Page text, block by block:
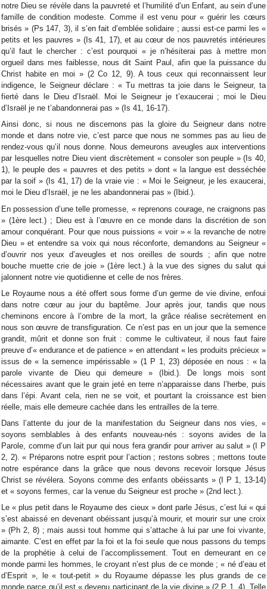
notre Dieu se révèle dans la pauvreté et l’humilité d’un Enfant, au sein d’une
famille de condition modeste. Comme il est venu pour « guérir les cœurs
brisés » (Ps 147, 3), il s’en fait d’emblée solidaire ; aussi est-ce parmi les «
petits et les pauvres » (Is 41, 17), et au cœur de nos pauvretés intérieures
qu’il faut le chercher : c’est pourquoi « je n’hésiterai pas à mettre mon
orgueil dans mes faiblesse, nous dit Saint Paul, afin que la puissance du
Christ habite en moi » (2 Co 12, 9). A tous ceux qui reconnaissent leur
indigence, le Seigneur déclare : « Tu mettras ta joie dans le Seigneur, ta
fierté dans le Dieu d’Israël. Moi le Seigneur je t’exaucerai ; moi le Dieu
d’Israël je ne t’abandonnerai pas » (Is 41, 16-17).
Ainsi donc, si nous ne discernons pas la gloire du Seigneur dans notre
monde et dans notre vie, c’est parce que nous ne sommes pas au lieu de
rendez-vous qu’il nous donne. Nous demeurons aveugles aux interventions
par lesquelles notre Dieu vient discrètement « consoler son peuple » (Is 40,
1), le peuple des « pauvres et des petits » dont « la langue est desséchée
par la soif » (Is 41, 17) de la vraie vie : « Moi le Seigneur, je les exaucerai,
moi le Dieu d’Israël, je ne les abandonnerai pas » (Ibid.).
En possession d’une telle promesse, « reprenons courage, ne craignons pas
» (1ère lect.) ; Dieu est à l’œuvre en ce monde dans la discrétion de son
amour conquérant. Pour que nous puissions « voir » « la revanche de notre
Dieu » et entendre sa voix qui nous réconforte, demandons au Seigneur «
d’ouvrir nos yeux d’aveugles et nos oreilles de sourds ; afin que notre
bouche muette crie de joie » (1ère lect.) à la vue des signes du salut qui
jalonnent notre vie quotidienne et celle de nos frères.
Le Royaume nous a été offert sous forme d’un germe de vie divine, enfoui
dans notre cœur au jour du baptême. Jour après jour, tandis que nous
cheminons encore à l’ombre de la mort, la grâce réalise secrètement en
nous son œuvre de transfiguration. Ce n’est pas en un jour que la semence
grandit, mûrit et donne son fruit : comme le cultivateur, il nous faut faire
preuve d’« endurance et de patience » en attendant « les produits précieux »
issus de « la semence impérissable » (1 P 1, 23) déposée en nous : « la
parole vivante de Dieu qui demeure » (Ibid.). De longs mois sont
nécessaires avant que le grain jeté en terre n’apparaisse dans l’herbe, puis
dans l’épi. Avant cela, rien ne se voit, et pourtant la croissance est bien
réelle, mais elle demeure cachée dans les entrailles de la terre.
Dans l’attente du jour de la manifestation du Seigneur dans nos vies, «
soyons semblables à des enfants nouveau-nés : soyons avides de la
Parole, comme d’un lait pur qui nous fera grandir pour arriver au salut » (I P
2, 2). « Préparons notre esprit pour l’action ; restons sobres ; mettons toute
notre espérance dans la grâce que nous devons recevoir lorsque Jésus
Christ se révélera. Soyons comme des enfants obéissants » (I P 1, 13-14)
et « soyons fermes, car la venue du Seigneur est proche » (2nd lect.).
Le « plus petit dans le Royaume des cieux » dont parle Jésus, c’est lui « qui
s’est abaissé en devenant obéissant jusqu’à mourir, et mourir sur une croix
» (Ph 2, 8) ; mais aussi tout homme qui s’attache à lui par une foi vivante,
aimante. C’est en effet par la foi et la foi seule que nous passons du temps
de la prophétie à celui de l’accomplissement. Tout en demeurant en ce
monde parmi les hommes, le croyant n’est plus de ce monde ; « né d’eau et
d’Esprit », le « tout-petit » du Royaume dépasse les plus grands de ce
monde parce qu’il est « devenu participant de la vie divine » (2 P 1, 4). Telle